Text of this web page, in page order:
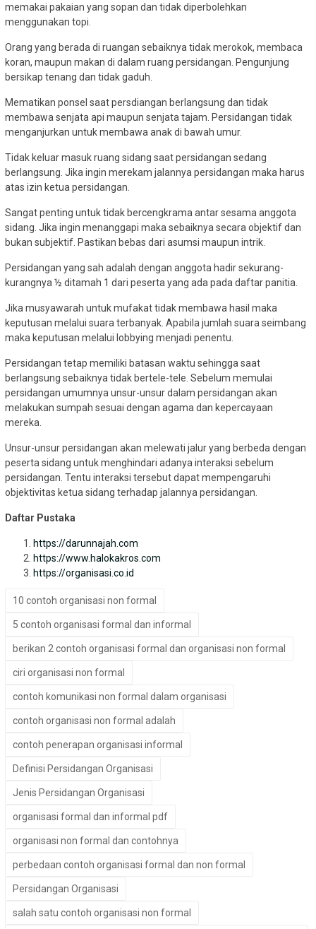
memakai pakaian yang sopan dan tidak diperbolehkan
menggunakan topi.
Orang yang berada di ruangan sebaiknya tidak merokok, membaca
koran, maupun makan di dalam ruang persidangan. Pengunjung
bersikap tenang dan tidak gaduh.
Mematikan ponsel saat persdiangan berlangsung dan tidak
membawa senjata api maupun senjata tajam. Persidangan tidak
menganjurkan untuk membawa anak di bawah umur.
Tidak keluar masuk ruang sidang saat persidangan sedang
berlangsung. Jika ingin merekam jalannya persidangan maka harus
atas izin ketua persidangan.
Sangat penting untuk tidak bercengkrama antar sesama anggota
sidang. Jika ingin menanggapi maka sebaiknya secara objektif dan
bukan subjektif. Pastikan bebas dari asumsi maupun intrik.
Persidangan yang sah adalah dengan anggota hadir sekurang-
kurangnya ½ ditamah 1 dari peserta yang ada pada daftar panitia.
Jika musyawarah untuk mufakat tidak membawa hasil maka
keputusan melalui suara terbanyak. Apabila jumlah suara seimbang
maka keputusan melalui lobbying menjadi penentu.
Persidangan tetap memiliki batasan waktu sehingga saat
berlangsung sebaiknya tidak bertele-tele. Sebelum memulai
persidangan umumnya unsur-unsur dalam persidangan akan
melakukan sumpah sesuai dengan agama dan kepercayaan
mereka.
Unsur-unsur persidangan akan melewati jalur yang berbeda dengan
peserta sidang untuk menghindari adanya interaksi sebelum
persidangan. Tentu interaksi tersebut dapat mempengaruhi
objektivitas ketua sidang terhadap jalannya persidangan.
Daftar Pustaka
https://darunnajah.com
https://www.halokakros.com
https://organisasi.co.id
10 contoh organisasi non formal
5 contoh organisasi formal dan informal
berikan 2 contoh organisasi formal dan organisasi non formal
ciri organisasi non formal
contoh komunikasi non formal dalam organisasi
contoh organisasi non formal adalah
contoh penerapan organisasi informal
Definisi Persidangan Organisasi
Jenis Persidangan Organisasi
organisasi formal dan informal pdf
organisasi non formal dan contohnya
perbedaan contoh organisasi formal dan non formal
Persidangan Organisasi
salah satu contoh organisasi non formal